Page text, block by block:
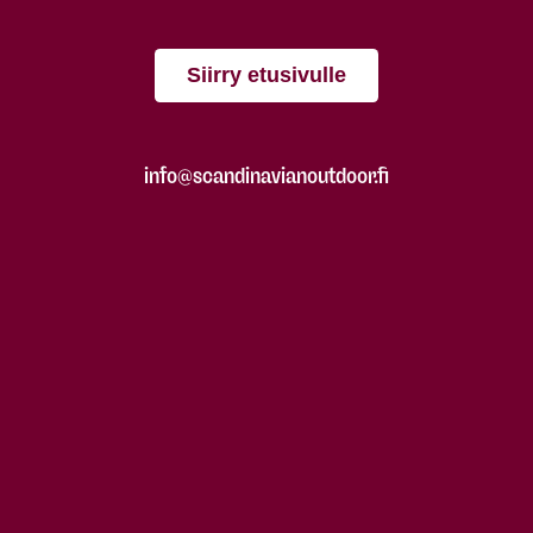
Siirry etusivulle
info@scandinavianoutdoor.fi